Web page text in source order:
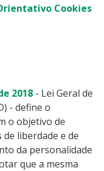
Cookies
2018 - Lei Geral de
- define o
o objetivo de
liberdade e de
da personalidade
que a mesma